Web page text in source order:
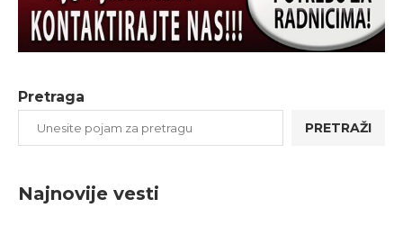
Pretraga
PRETRAŽI
Najnovije vesti